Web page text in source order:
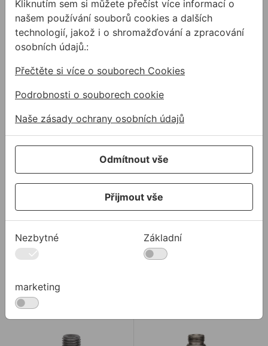
Tuba BOSCH s tukem 100ml
BOSCH Mazivo PRO SDS
Shank Grease na stopky
vrtáků a sekáčů
151,01 Kč
Na skladě
Adaptér BOSCH SDS+
Adaptér BOSCH
SDS+ 8,7mm s
vrtákem POWER
Systém Power Change
Plus nabízí zvýšenou
pevnost a přesnost v
porovnání s předchozí
verzí
619,90 Kč
Držák korunky BOSCH M16 Adaptér BOSCH SDS+ na
Kliknutím sem si můžete přečíst více informací o
našem používání souborů cookies a dalších
technologií, jakož i o shromažďování a zpracování
osobních údajů.:
Přečtěte si více o souborech Cookies
Podrobnosti o souborech cookie
Naše zásady ochrany osobních údajů
Odmítnout vše
Přijmout vše
Nezbytné Základní
marketing